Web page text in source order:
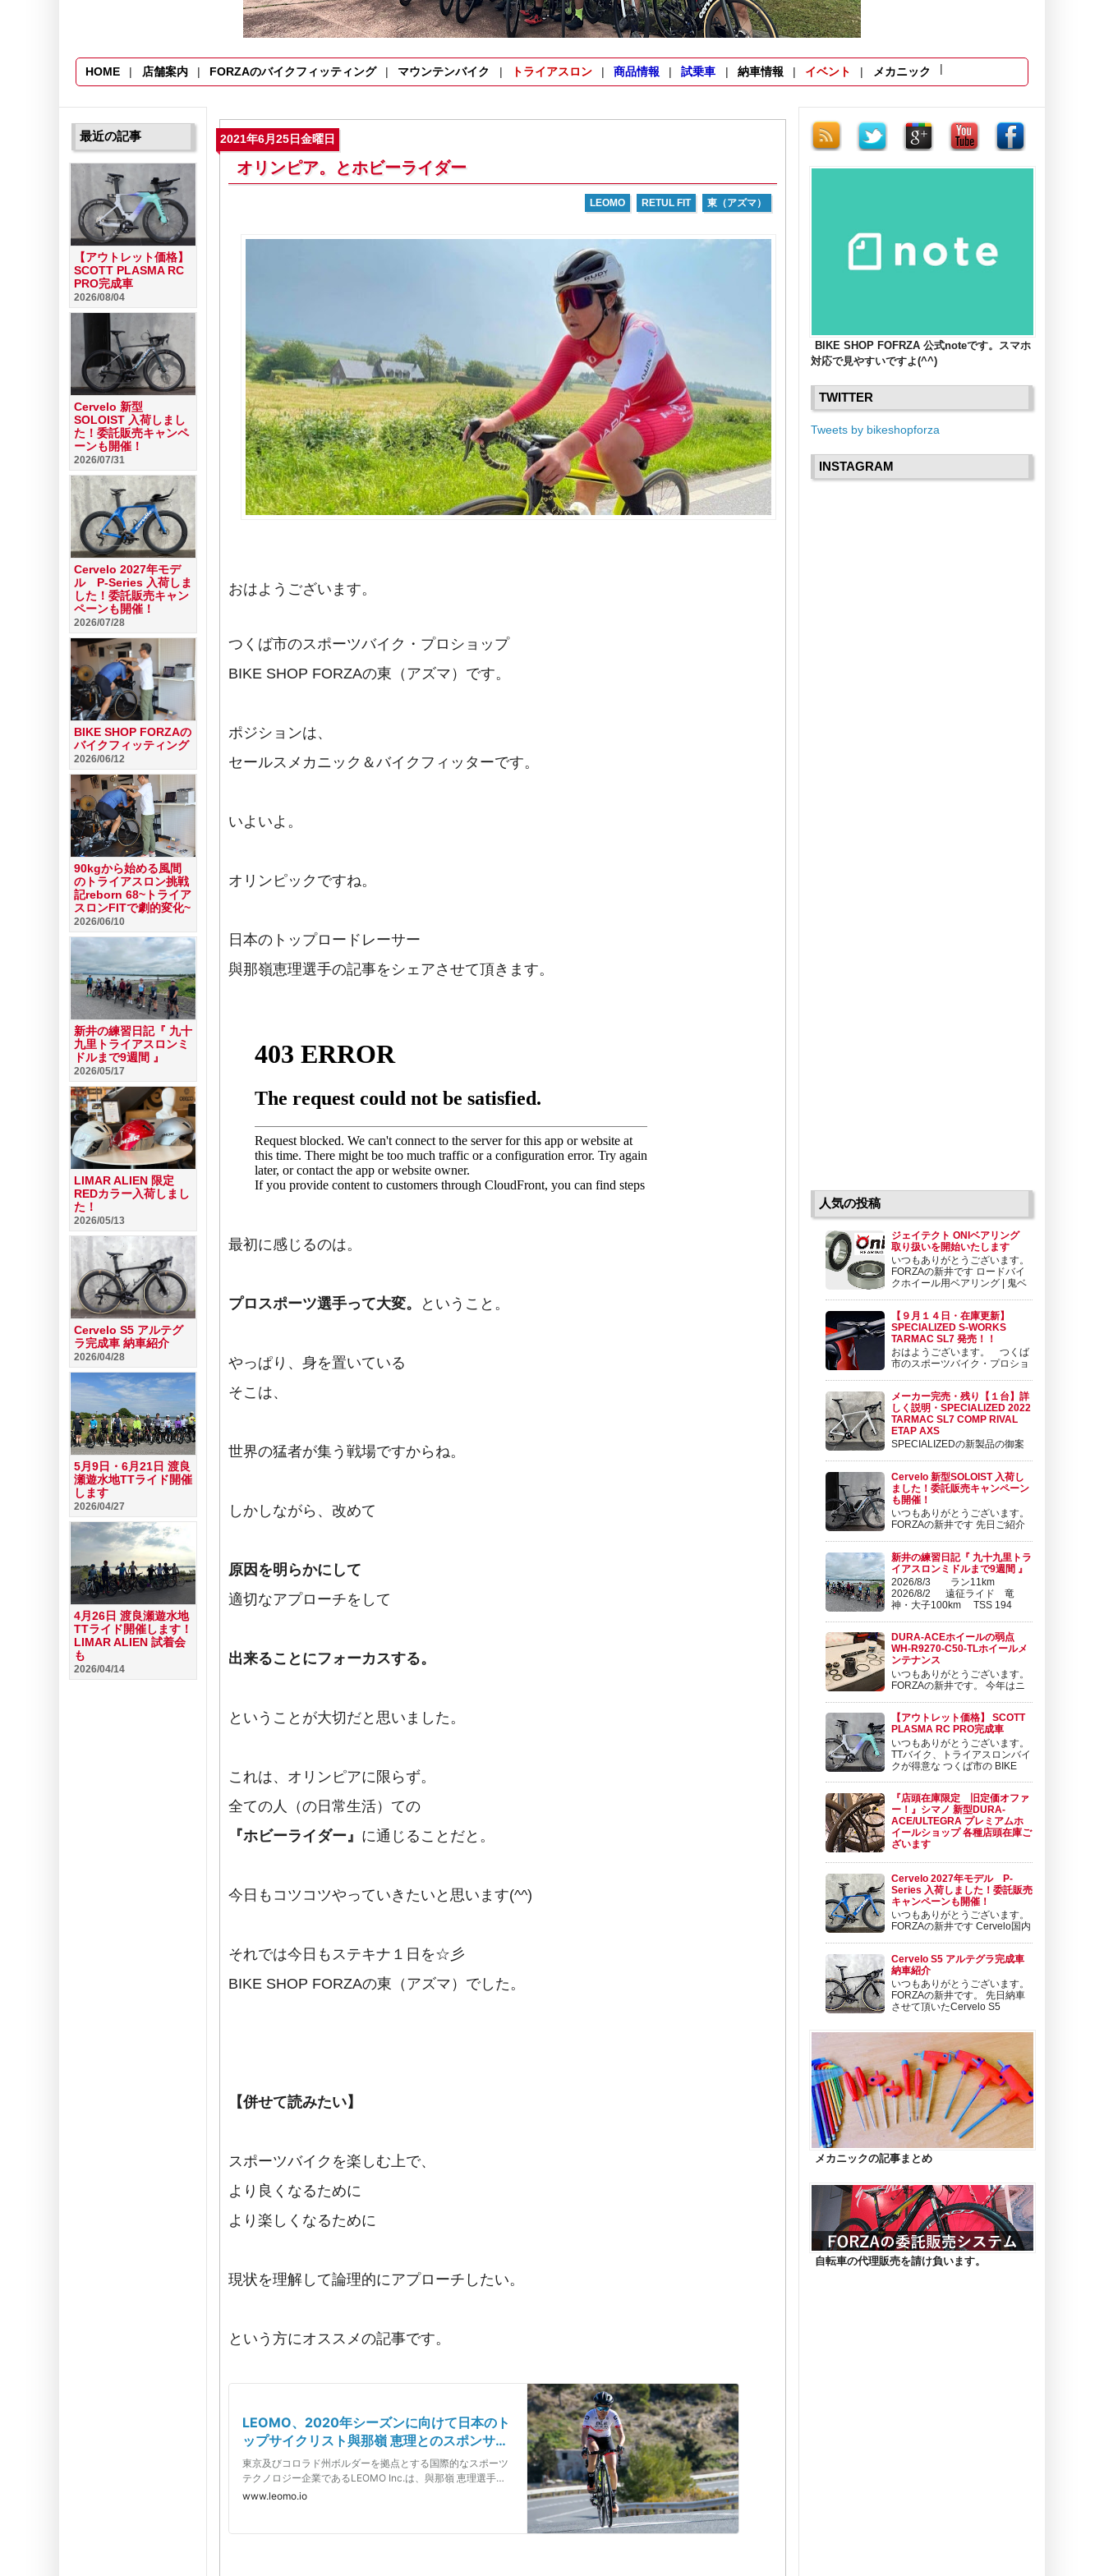
HOME 店舗案内 FORZAのバイクフィッティング マウンテンバイク トライアスロン 商品情報 試乗車 納車情報 イベント メカニック
2021年6月25日金曜日
オリンピア。とホビーライダー
LEOMO RETUL FIT 東（アズマ）
おはようございます。
つくば市のスポーツバイク・プロショップ
BIKE SHOP FORZAの東（アズマ）です。
ポジションは、
セールスメカニック＆バイクフィッターです。
いよいよ。
オリンピックですね。
日本のトップロードレーサー
與那嶺恵理選手の記事をシェアさせて頂きます。
最初に感じるのは。
プロスポーツ選手って大変。 ということ。
やっぱり、身を置いている
そこは、
世界の猛者が集う戦場ですからね。
しかしながら、改めて
原因を明らかにして
適切なアプローチをして
出来ることにフォーカスする。
ということが大切だと思いました。
これは、オリンピアに限らず。
全ての人（の日常生活）ての
『ホビーライダー』 に通じることだと。
今日もコツコツやっていきたいと思います(^^)
それでは今日もステキナ１日を☆彡
BIKE SHOP FORZAの東（アズマ）でした。
【併せて読みたい】
スポーツバイクを楽しむ上で、
より良くなるために
より楽しくなるために
現状を理解して論理的にアプローチしたい。
という方にオススメの記事です。
LEOMO、2020年シーズンに向けて日本のト
ップサイクリスト與那嶺 恵理とのスポンサー
シップ契約を締結LEOMO、2020年シーズン
に向けて日本のトップサイクリスト與那嶺 恵
理とのスポンサーシップ契約を締結
東京及びコロラド州ボルダーを拠点とする国際的なスポーツ
テクノロジー企業であるLEOMO Inc.は、與那嶺 恵理選手と
スポ
www.leomo.io
最近の記事
【アウトレット価格】
SCOTT PLASMA RC
PRO完成車
2026/08/04
Cervelo 新型
SOLOIST 入荷しまし
た！委託販売キャンペ
ーンも開催！
2026/07/31
Cervelo 2027年モデ
ル P-Series 入荷しま
した！委託販売キャン
ペーンも開催！
2026/07/28
BIKE SHOP FORZAの
バイクフィッティング
2026/06/12
90kgから始める風間
のトライアスロン挑戦
記reborn 68~トライア
スロンFITで劇的変化~
2026/06/10
新井の練習日記『 九十
九里トライアスロンミ
ドルまで9週間 』
2026/05/17
LIMAR ALIEN 限定
REDカラー入荷しまし
た！
2026/05/13
Cervelo S5 アルテグ
ラ完成車 納車紹介
2026/04/28
5月9日・6月21日 渡良
瀬遊水地TTライド開催
します
2026/04/27
4月26日 渡良瀬遊水地
TTライド開催します！
LIMAR ALIEN 試着会
も
2026/04/14
BIKE SHOP FOFRZA 公式noteです。スマホ
対応で見やすいですよ(^^)
TWITTER
Tweets by bikeshopforza
INSTAGRAM
人気の投稿
ジェイテクト ONIベアリング
取り扱いを開始いたします
いつもありがとうございます。
FORZAの新井です ロードバイ
クホイール用ベアリング | 鬼ベ
発されたロードバイクホイール用ベアリングで
す。ロードバイクホイール用ベアリングとして
koyo.jtekt.co....
【９月１４日・在庫更新】
SPECIALIZED S-WORKS
TARMAC SL7 発売！！
おはようございます。 つくば
市のスポーツバイク・プロショ
SPECIALIZED TARMAC SL7 詳細の情報を御
案内させて頂きます。 目次 １ ラインナップ
と価格 ２ ...
メーカー完売・残り【１台】詳
しく説明・SPECIALIZED 2022
TARMAC SL7 COMP RIVAL
ETAP AXS
SPECIALIZEDの新製品の御案
￥517,000 (税込) こんにちは。 FORZAの東
です。 SRAM から、 廉価版のeTAPコンポー
ネンツ RIVAL ...
Cervelo 新型SOLOIST 入荷し
ました！委託販売キャンペーン
も開催！
いつもありがとうございます。
FORZAの新井です 先日ご紹介
た。 SOLOIST | Cervélo 日本公式サイト
www.cog.inc 軽量化と空力向上を果たした新型
Soloistの5つ...
新井の練習日記『 九十九里トラ
イアスロンミドルまで9週間 』
2026/8/3 ラン11km
2026/8/2 遠征ライド 竜
神・大子100km TSS 194
リックラン4km TSS 34 2026/7/28 ローラ
ー30...
DURA-ACEホイールの弱点
WH-R9270-C50-TLホイールメ
ンテナンス
いつもありがとうございます。
FORZAの新井です。 今年はニ
おります。 練習日記も更新しておりますので
ぜひチェック頂けますと幸いです😊 新井の練
習日記『 9/10 ローラー1時間 TSS 50
ORBEA ...
【アウトレット価格】 SCOTT
PLASMA RC PRO完成車
いつもありがとうございます。
TTバイク、トライアスロンバイ
クが得意な つくば市の BIKE
ンドSCOTT（スコット） ロードバイク、マウ
ンテンバイクで先鋭的な。 尖ったバイクを世
に送り続けるブランド...
『店頭在庫限定 旧定価オファ
ー！』シマノ 新型DURA-
ACE/ULTEGRA プレミアムホ
イールショップ 各種店頭在庫ご
ざいます
りました。 そして、同じタイミングで発表さ
れた新型カーボンホイールも順次入荷開始とな
っております。 新型ホイールについては こち
らから！ この新型ホイールのタイミング
で、プレミアムホイール...
Cervelo 2027年モデル P-
Series 入荷しました！委託販売
キャンペーンも開催！
いつもありがとうございます。
FORZAの新井です Cervelo国内
ナップとなっておりましたが、今期からTTモ
デルのお取り扱いも再開となります。 Cervelo
のTTモデルといえば、直近でフルモデルチェ
ンジ...
Cervelo S5 アルテグラ完成車
納車紹介
いつもありがとうございます。
FORZAの新井です。 先日納車
させて頂いたCervelo S5
させて頂きます Cervelo S5 ULTEGRA Di2
Reserve 57/64完成車 1,648,900円（税込）
今回納車させて頂いた仕様...
メカニックの記事まとめ
自転車の代理販売を請け負います。